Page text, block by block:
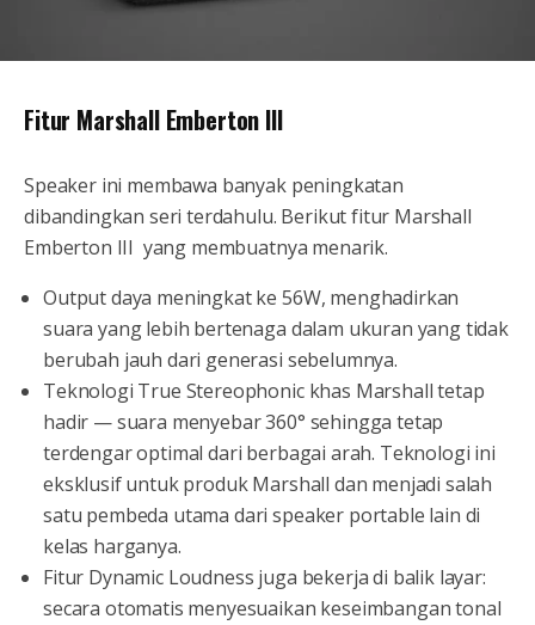
Fitur Marshall Emberton III
Speaker ini membawa banyak peningkatan
dibandingkan seri terdahulu. Berikut fitur Marshall
Emberton III yang membuatnya menarik.
Output daya meningkat ke 56W, menghadirkan
suara yang lebih bertenaga dalam ukuran yang tidak
berubah jauh dari generasi sebelumnya.
Teknologi True Stereophonic khas Marshall tetap
hadir — suara menyebar 360° sehingga tetap
terdengar optimal dari berbagai arah. Teknologi ini
eksklusif untuk produk Marshall dan menjadi salah
satu pembeda utama dari speaker portable lain di
kelas harganya.
Fitur Dynamic Loudness juga bekerja di balik layar:
secara otomatis menyesuaikan keseimbangan tonal